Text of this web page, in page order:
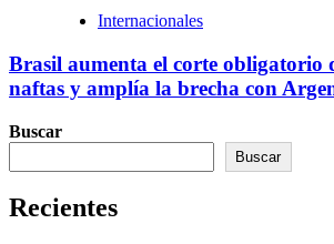
Internacionales
Brasil aumenta el corte obligatorio
naftas y amplía la brecha con
Buscar
Buscar
Recientes